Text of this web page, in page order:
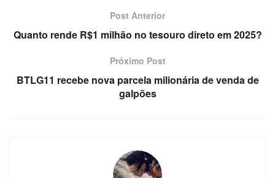
Post Anterior
Quanto rende R$1 milhão no tesouro direto em 2025?
Próximo Post
BTLG11 recebe nova parcela milionária de venda de
galpões